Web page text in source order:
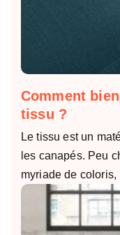
Comment
tissu ?
Le tissu est un
les canapés. Peu
myriade de